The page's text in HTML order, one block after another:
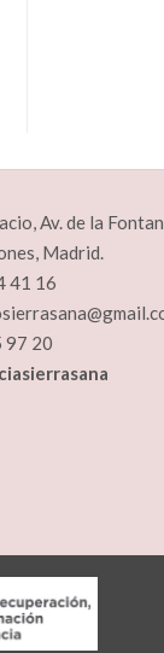
Av. de la
Madrid.
41 16
97 20